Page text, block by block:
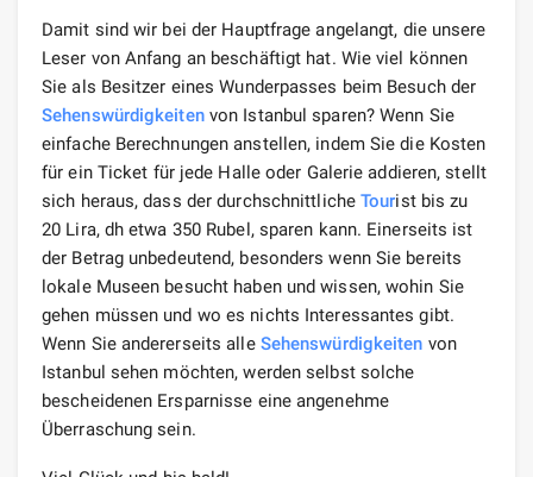
Damit sind wir bei der Hauptfrage angelangt, die unsere
Leser von Anfang an beschäftigt hat. Wie viel können
Sie als Besitzer eines Wunderpasses beim Besuch der
Sehenswürdigkeitenvon Istanbul sparen? Wenn Sie
einfache Berechnungen anstellen, indem Sie die Kosten
für ein Ticket für jede Halle oder Galerie addieren, stellt
sich heraus, dass der durchschnittlicheTourist bis zu
20 Lira, dh etwa 350 Rubel, sparen kann. Einerseits ist
der Betrag unbedeutend, besonders wenn Sie bereits
lokale Museen besucht haben und wissen, wohin Sie
gehen müssen und wo es nichts Interessantes gibt.
Wenn Sie andererseits alle Sehenswürdigkeiten von
Istanbul sehen möchten, werden selbst solche
bescheidenen Ersparnisse eine angenehme
Überraschung sein.